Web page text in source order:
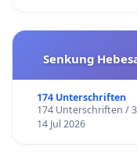
Senkung
174 Unterschriften
174 Unterschriften /
14 Jul 2026